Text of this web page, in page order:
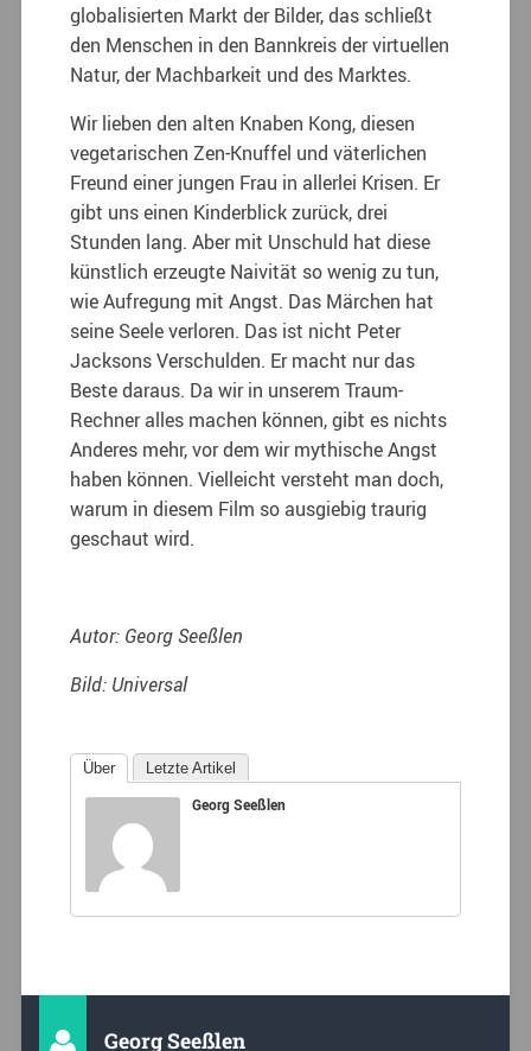
globalisierten Markt der Bilder, das schließt
den Menschen in den Bannkreis der virtuellen
Natur, der Machbarkeit und des Marktes.
Wir lieben den alten Knaben Kong, diesen
vegetarischen Zen-Knuffel und väterlichen
Freund einer jungen Frau in allerlei Krisen. Er
gibt uns einen Kinderblick zurück, drei
Stunden lang. Aber mit Unschuld hat diese
künstlich erzeugte Naivität so wenig zu tun,
wie Aufregung mit Angst. Das Märchen hat
seine Seele verloren. Das ist nicht Peter
Jacksons Verschulden. Er macht nur das
Beste daraus. Da wir in unserem Traum-
Rechner alles machen können, gibt es nichts
Anderes mehr, vor dem wir mythische Angst
haben können. Vielleicht versteht man doch,
warum in diesem Film so ausgiebig traurig
geschaut wird.
Autor: Georg Seeßlen
Bild: Universal
Über Letzte Artikel
Georg Seeßlen
Georg Seeßlen